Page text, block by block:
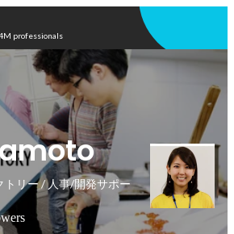
professionals
トリー / 人事/開発サポー